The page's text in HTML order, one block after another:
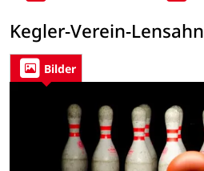
Kegler-Verein-Lensahn
Bilder